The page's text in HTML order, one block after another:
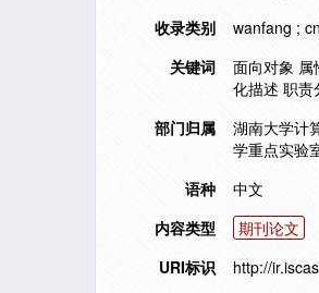
收录类别
wanfang ;
关键词
面向对象
化描述 职责
部门归属
湖南大学计
学重点实验
语种
中文
内容类型
期刊论文
URI标识
http://